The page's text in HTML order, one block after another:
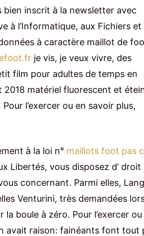
bien inscrit à la newsletter avec
à l’Informatique, aux Fichiers et
à caractère maillot de
je vis, je veux vivre, des
film pour adultes de temps en
matériel fluorescent et
l’exercer ou en savoir plus,
à la loi n° maillots foot pas
Libertés, vous disposez d’ droit
concernant. Parmi elles,
Venturini, très demandées
boule à zéro. Pour l’exercer ou
avait raison: fainéants font tout